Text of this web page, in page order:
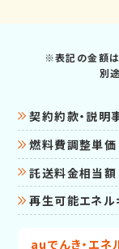
※表記の金額は
別
契約約款・説明
燃料費調整単価
託送料金相当額
再生可能エネ
auでんき・エ